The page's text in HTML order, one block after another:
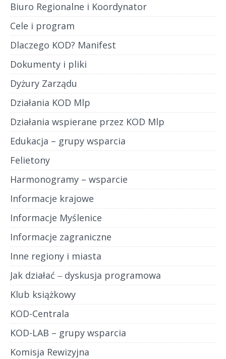
Biuro Regionalne i Koordynator
Cele i program
Dlaczego KOD? Manifest
Dokumenty i pliki
Dyżury Zarządu
Działania KOD Mlp
Działania wspierane przez KOD Mlp
Edukacja – grupy wsparcia
Felietony
Harmonogramy – wsparcie
Informacje krajowe
Informacje Myślenice
Informacje zagraniczne
Inne regiony i miasta
Jak działać ‒ dyskusja programowa
Klub książkowy
KOD-Centrala
KOD-LAB – grupy wsparcia
Komisja Rewizyjna